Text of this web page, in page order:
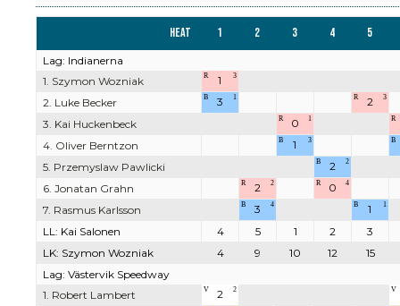
Heat 1 2 3 4 5
Lag: Indianerna
1. Szymon Wozniak
R 1 3
2. Luke Becker B 3 1 R 2 3
3. Kai Huckenbeck R 0 1 R
4. Oliver Berntzon B 1 3 B
5. Przemyslaw Pawlicki B 2 2
6. Jonatan Grahn R 2 2 R 0 4
7. Rasmus Karlsson B 3 4 B 1 1
LL: Kai Salonen 4 5 1 2
3
LK: Szymon Wozniak
4 9 10 12
15
Lag: Västervik Speedway
1. Robert Lambert
V 2 2 V